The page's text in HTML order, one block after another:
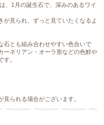
、1月の誕生石で、深みのあるワイ
が見られ、ずっと見ていたくなるよ
石とも組み合わせやすい色合いで
ーネリアン・オーラ形などの色鮮や
。
られる場合がございます。